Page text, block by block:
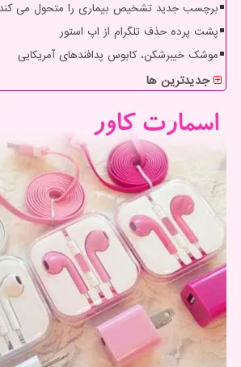
برچسب جدید تشخیص بیماری را متحول می کند
پشت پرده حذف تلگرام از اپ استور
موشک خیبرشکن، کابوس پدافندهای آمریکایی
جدیدترین ها